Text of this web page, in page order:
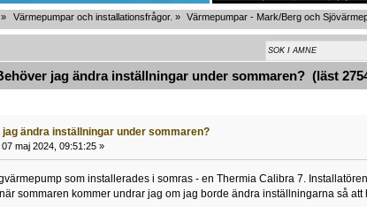
» Värmepumpar och installationsfrågor. » Värmepumpar - Mark/Berg och
jag ändra inställningar under sommaren? (läst
ändra inställningar under sommaren?
07 maj 2024, 09:51:25 »
som installerades i somras - en Thermia Calibra 7.
sommaren kommer undrar jag om jag borde ändra inställningarna så att